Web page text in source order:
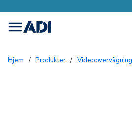
menu
Hjem / Produkter / Videoovervågning